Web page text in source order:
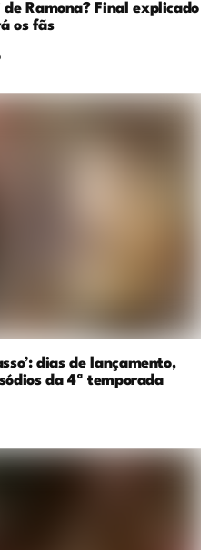
Ramona? Final explicado
os fãs
dias de lançamento,
da 4ª temporada